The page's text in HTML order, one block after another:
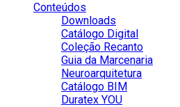
Conteúdos
Downloads
Catálogo Digital
Coleção Recanto
Guia da Marcenaria
Neuroarquitetura
Catálogo BIM
Duratex YOU